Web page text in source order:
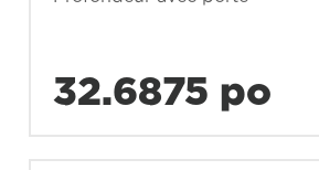
32.6875 po